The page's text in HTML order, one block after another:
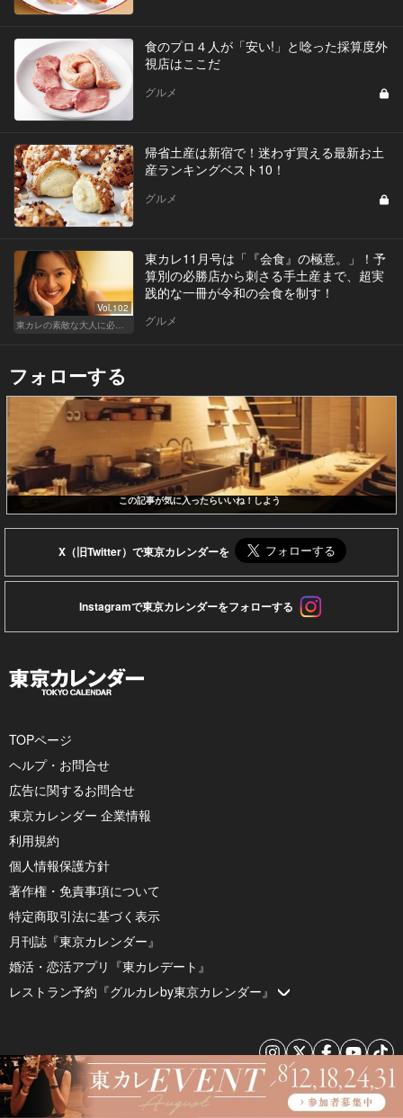
食のプロ４人が「安い!」と唸った採算度外
視店はここだ
グルメ
帰省土産は新宿で！迷わず買える最新お土
産ランキングベスト10！
グルメ
Vol.102
東カレ11月号は「『会食』の極意。」！予
算別の必勝店から刺さる手土産まで、超実
践的な一冊が令和の会食を制す！
グルメ
フォローする
この記事が気に入ったらいいね！しよう
X（旧Twitter）で東京カレンダーを
Instagramで東京カレンダーをフォローする
TOPページ
ヘルプ・お問合せ
広告に関するお問合せ
東京カレンダー 企業情報
利用規約
個人情報保護方針
著作権・免責事項について
特定商取引法に基づく表示
月刊誌『東京カレンダー』
婚活・恋活アプリ『東カレデート』
レストラン予約『グルカレby東京カレンダー』
© 2026 by Tokyo Calendar, Inc.